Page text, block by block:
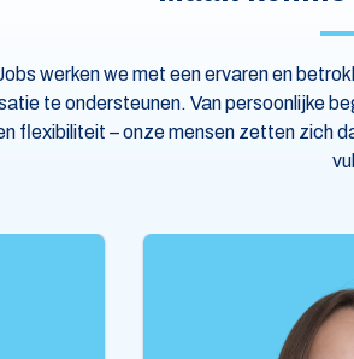
werken we met een ervaren en
te ondersteunen. Van persoonlijke
flexibiliteit – onze mensen zetten zich